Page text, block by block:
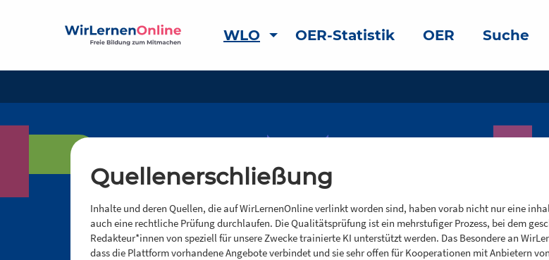
WLO OER-Statistik OER Suche
Quellenerschließung
Inhalte und deren Quellen, die auf WirLernenOnline verlinkt worden sind, haben vorab nicht nur eine
auch eine rechtliche Prüfung durchlaufen. Die Qualitätsprüfung ist ein mehrstufiger Prozess, bei dem
Redakteur*innen von speziell für unsere Zwecke trainierte KI unterstützt werden. Das Besondere an
dass die Plattform vorhandene Angebote verbindet und sie sehr offen für Kooperationen mit Anbietern